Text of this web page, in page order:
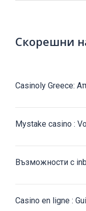
Скорешни
Casinoly Greece:
Mystake casino :
Възможности с
Casino en ligne :